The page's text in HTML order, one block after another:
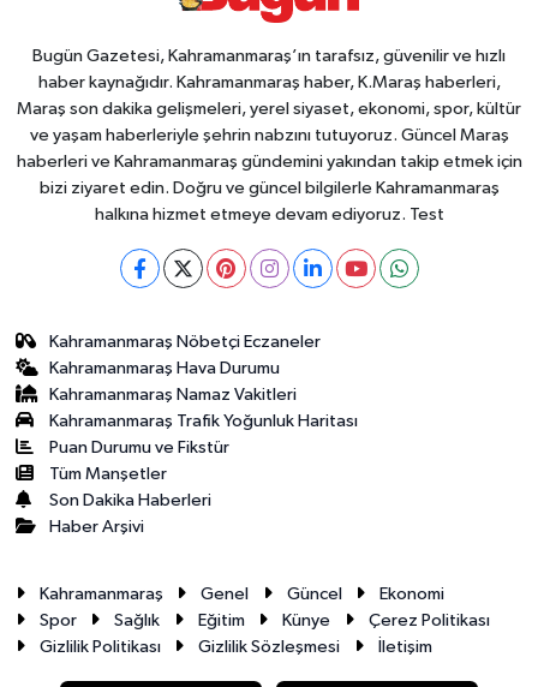
Bugün Gazetesi, Kahramanmaraş’ın tarafsız, güvenilir ve hızlı
haber kaynağıdır. Kahramanmaraş haber, K.Maraş haberleri,
Maraş son dakika gelişmeleri, yerel siyaset, ekonomi, spor, kültür
ve yaşam haberleriyle şehrin nabzını tutuyoruz. Güncel Maraş
haberleri ve Kahramanmaraş gündemini yakından takip etmek için
bizi ziyaret edin. Doğru ve güncel bilgilerle Kahramanmaraş
halkına hizmet etmeye devam ediyoruz. Test
Kahramanmaraş Nöbetçi Eczaneler
Kahramanmaraş Hava Durumu
Kahramanmaraş Namaz Vakitleri
Kahramanmaraş Trafik Yoğunluk Haritası
Puan Durumu ve Fikstür
Tüm Manşetler
Son Dakika Haberleri
Haber Arşivi
Kahramanmaraş Genel Güncel
Ekonomi
Spor
Sağlık Eğitim Künye
Çerez Politikası
Gizlilik Politikası
Gizlilik Sözleşmesi İletişim